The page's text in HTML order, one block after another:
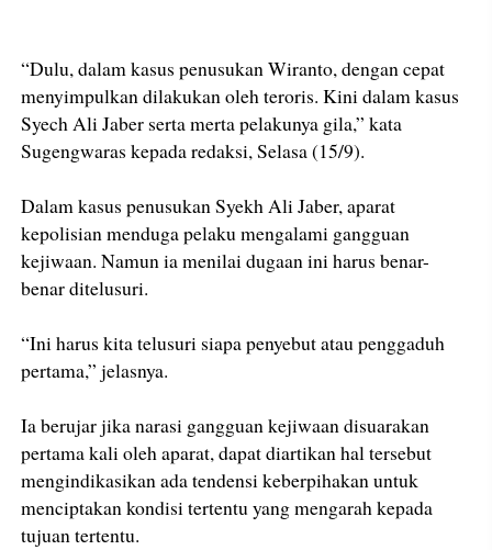
“Dulu, dalam kasus penusukan Wiranto, dengan cepat
menyimpulkan dilakukan oleh teroris. Kini dalam kasus
Syech Ali Jaber serta merta pelakunya gila,” kata
Sugengwaras kepada redaksi, Selasa (15/9).
Dalam kasus penusukan Syekh Ali Jaber, aparat
kepolisian menduga pelaku mengalami gangguan
kejiwaan. Namun ia menilai dugaan ini harus benar-
benar ditelusuri.
“Ini harus kita telusuri siapa penyebut atau penggaduh
pertama,” jelasnya.
Ia berujar jika narasi gangguan kejiwaan disuarakan
pertama kali oleh aparat, dapat diartikan hal tersebut
mengindikasikan ada tendensi keberpihakan untuk
menciptakan kondisi tertentu yang mengarah kepada
tujuan tertentu.